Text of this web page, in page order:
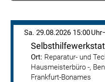
Sa. 29.08.2026 15:00
Reparatur- und
Hausmeisterbüro -,
Frankfurt-Bonames